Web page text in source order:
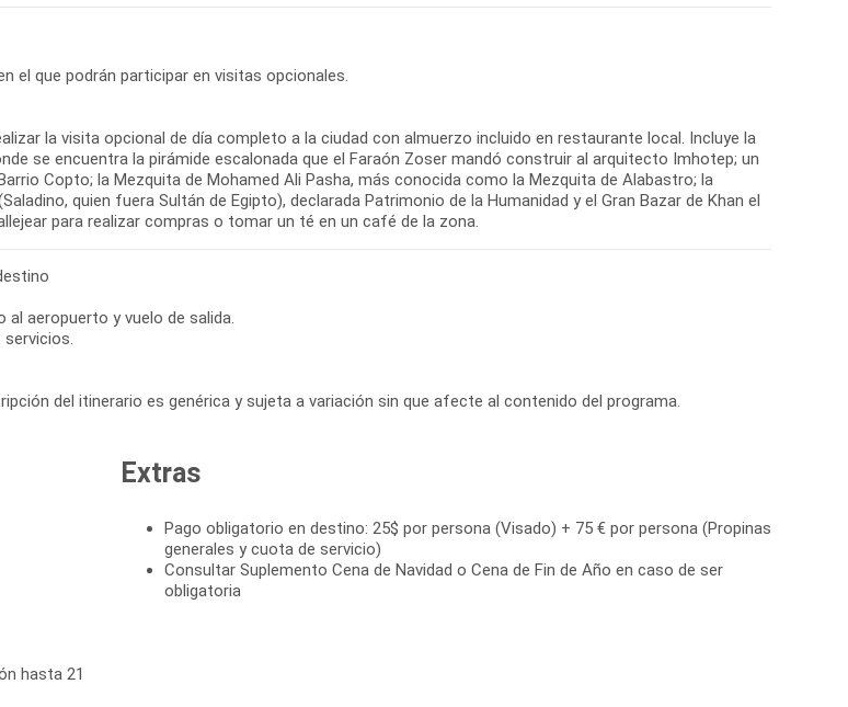
el que podrán participar en visitas opcionales.
la visita opcional de día completo a la ciudad con almuerzo incluido en restaurante local. Incluye la
se encuentra la pirámide escalonada que el Faraón Zoser mandó construir al arquitecto Imhotep; un
Copto; la Mezquita de Mohamed Ali Pasha, más conocida como la Mezquita de Alabastro; la
quien fuera Sultán de Egipto), declarada Patrimonio de la Humanidad y el Gran Bazar de Khan el
para realizar compras o tomar un té en un café de la zona.
al aeropuerto y vuelo de salida.
servicios.
del itinerario es genérica y sujeta a variación sin que afecte al contenido del programa.
hasta 21
Extras
Pago obligatorio en destino: 25$ por persona (Visado) + 75 € por persona (Propinas
generales y cuota de servicio)
Consultar Suplemento Cena de Navidad o Cena de Fin de Año en caso de ser
obligatoria